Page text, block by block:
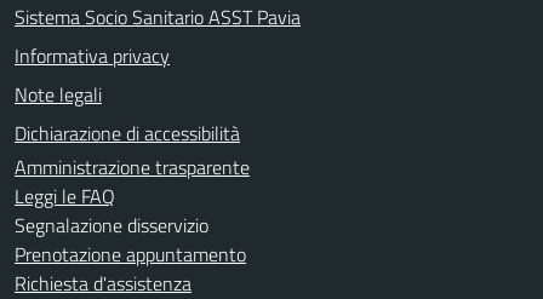
Sistema Socio Sanitario ASST Pavia
Informativa privacy
Note legali
Dichiarazione di accessibilità
Amministrazione trasparente
Leggi le FAQ
Segnalazione disservizio
Prenotazione appuntamento
Richiesta d'assistenza